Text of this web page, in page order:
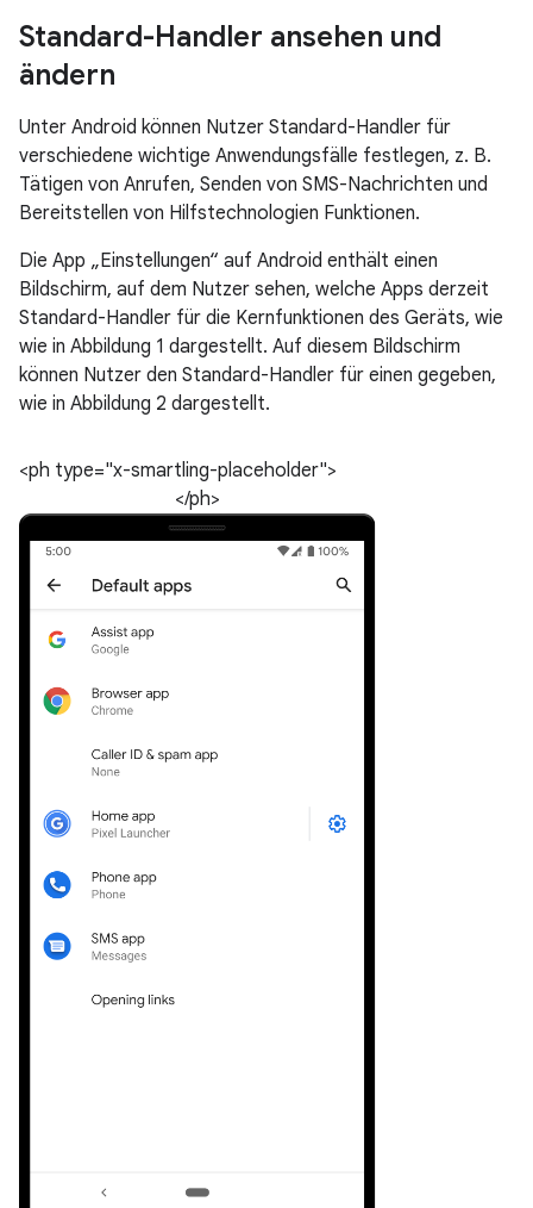
Standard-Handler ansehen und
ändern
Unter Android können Nutzer Standard-Handler für
verschiedene wichtige Anwendungsfälle festlegen, z. B.
Tätigen von Anrufen, Senden von SMS-Nachrichten und
Bereitstellen von Hilfstechnologien Funktionen.
Die App „Einstellungen“ auf Android enthält einen
Bildschirm, auf dem Nutzer sehen, welche Apps derzeit
Standard-Handler für die Kernfunktionen des Geräts, wie
wie in Abbildung 1 dargestellt. Auf diesem Bildschirm
können Nutzer den Standard-Handler für einen gegeben,
wie in Abbildung 2 dargestellt.
<ph type="x-smartling-placeholder">
</ph>